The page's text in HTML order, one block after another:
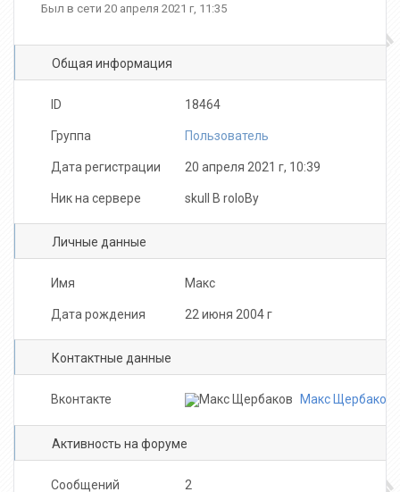
Был в сети 20 апреля 2021 г, 11:35
Общая информация
ID 18464
Группа Пользователь
Дата регистрации 20 апреля 2021 г, 10:39
Ник на сервере skull B roloBy
Личные данные
Имя Макс
Дата рождения 22 июня 2004 г
Контактные данные
Вконтакте Макс Щербаков
Активность на форуме
Сообщений 2